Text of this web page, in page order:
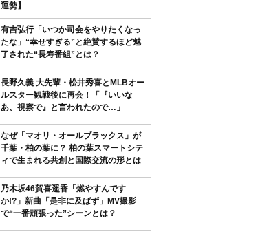
運勢】
有吉弘行「いつか司会をやりたくなっ
たな」“幸せすぎる”と絶賛するほど魅
了された“長寿番組”とは？
長野久義 大先輩・松井秀喜とMLBオー
ルスター観戦後に再会！「『いいな
あ、視察で』と言われたので…」
なぜ「マオリ・オールブラックス」が
千葉・柏の葉に？ 柏の葉スマートシテ
ィで生まれる共創と国際交流の形とは
乃木坂46賀喜遥香「燃やすんです
か!?」新曲「是非に及ばず」MV撮影
で“一番頑張った”シーンとは？